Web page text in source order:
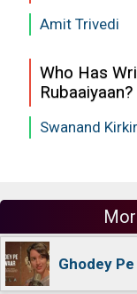
Amit Trivedi
Who Has
Rubaaiyaan?
Swanand
Ghodey